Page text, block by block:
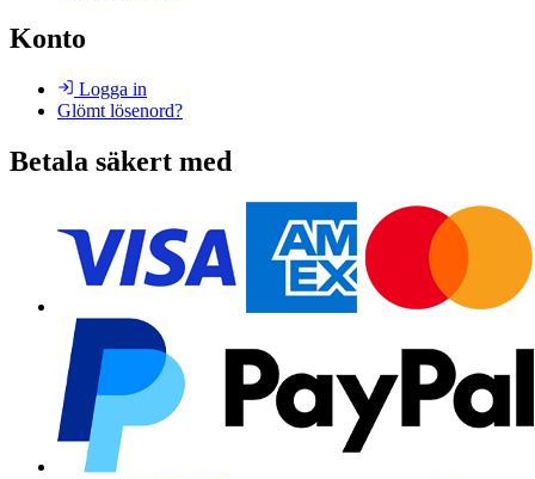
Konto
Logga in
Glömt lösenord?
Betala säkert med